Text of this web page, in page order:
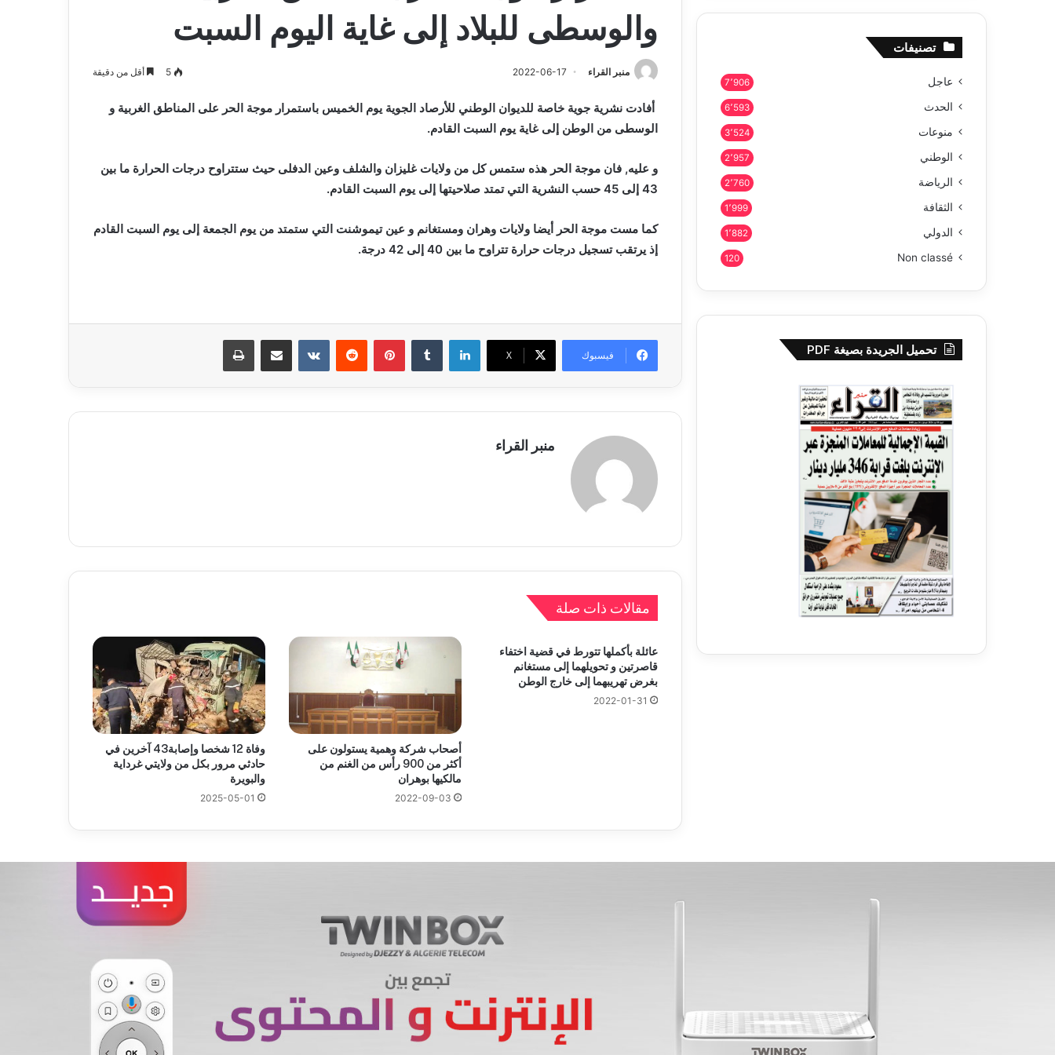
والوسطى للبلاد إلى غاية اليوم السبت
منبر القراء 2022-06-17
5 أقل من دقيقة
أفادت نشرية جوية خاصة للديوان الوطني للأرصاد الجوية يوم الخميس باستمرار موجة الحر على المناطق الغربية و
الوسطى من الوطن إلى غاية يوم السبت القادم.
و عليه, فان موجة الحر هذه ستمس كل من ولايات غليزان والشلف وعين الدفلى حيث ستتراوح درجات الحرارة ما بين
43 إلى 45 حسب النشرية التي تمتد صلاحيتها إلى يوم السبت القادم.
كما مست موجة الحر أيضا ولايات وهران ومستغانم و عين تيموشنت التي ستمتد من يوم الجمعة إلى يوم السبت القادم
إذ يرتقب تسجيل درجات حرارة تتراوح ما بين 40 إلى 42 درجة.
فيسبوك X
لينكدإن بينتيريست مشاركة عبر البريد
منبر القراء
مقالات ذات صلة
عائلة بأكملها تتورط في قضية اختفاء
قاصرتين و تحويلهما إلى مستغانم
بغرض تهريبهما إلى خارج الوطن
2022-01-31
أصحاب شركة وهمية يستولون على
أكثر من 900 رأس من الغنم من
مالكيها بوهران
2022-09-03
وفاة 12 شخصا وإصابة43 آخرين في
حادثي مرور بكل من ولايتي غرداية
والبويرة
2025-05-01
تصنيفات
عاجل 7٬906
الحدث 6٬593
منوعات 3٬524
الوطني 2٬957
الرياضة 2٬760
الثقافة 1٬999
الدولي 1٬882
Non classé
120
تحميل الجريدة بصيغة PDF